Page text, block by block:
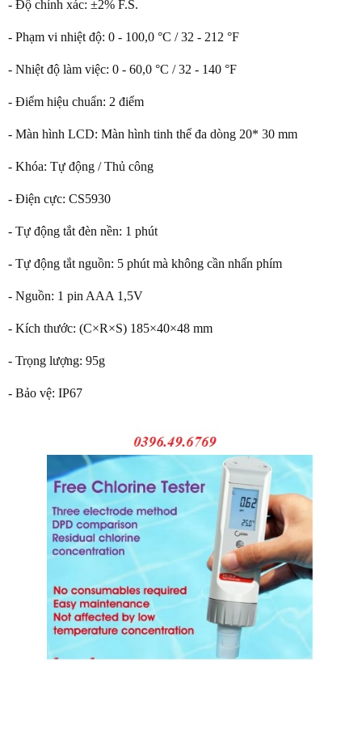
- Độ chính xác: ±2% F.S.
- Phạm vi nhiệt độ: 0 - 100,0 °C / 32 - 212 °F
- Nhiệt độ làm việc: 0 - 60,0 °C / 32 - 140 °F
- Điểm hiệu chuẩn: 2 điểm
- Màn hình LCD: Màn hình tinh thể đa dòng 20* 30 mm
- Khóa: Tự động / Thủ công
- Điện cực: CS5930
- Tự động tắt đèn nền: 1 phút
- Tự động tắt nguồn: 5 phút mà không cần nhấn phím
- Nguồn: 1 pin AAA 1,5V
- Kích thước: (C×R×S) 185×40×48 mm
- Trọng lượng: 95g
- Bảo vệ: IP67